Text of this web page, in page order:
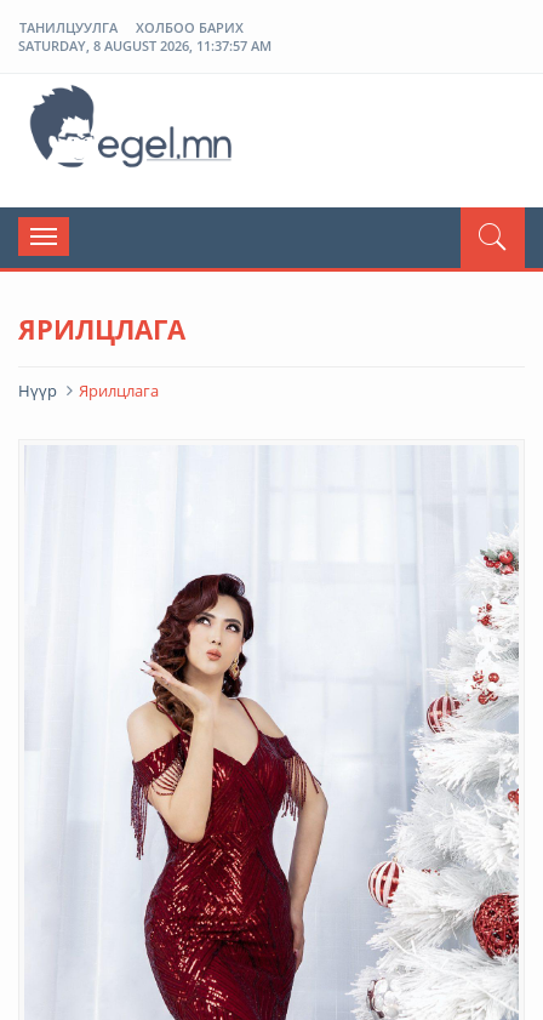
ТАНИЛЦУУЛГА
ХОЛБОО БАРИХ
SATURDAY, 8 AUGUST 2026, 11:37:57 AM
Toggle
navigation
ЯРИЛЦЛАГА
Нүүр Ярилцлага